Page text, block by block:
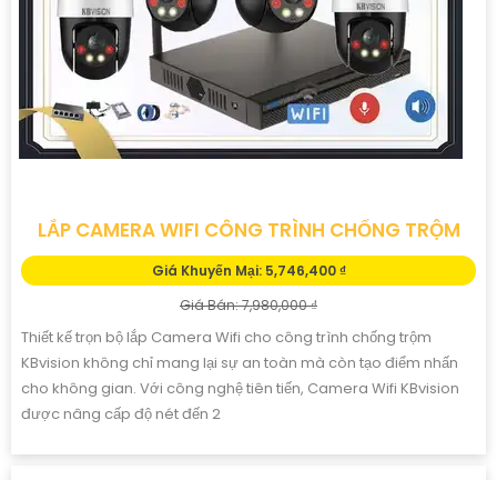
LẮP CAMERA WIFI CÔNG TRÌNH CHỐNG TRỘM
Giá Khuyến Mại: 5,746,400 ₫
Giá Bán: 7,980,000 ₫
Thiết kế trọn bộ lắp Camera Wifi cho công trình chống trộm
KBvision không chỉ mang lại sự an toàn mà còn tạo điểm nhấn
cho không gian. Với công nghệ tiên tiến, Camera Wifi KBvision
được nâng cấp độ nét đến 2